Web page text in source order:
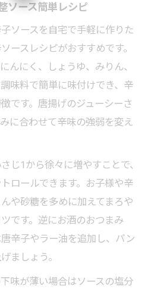
ソース簡単レシピ
ソースを自宅で手軽に作りた
ースレシピがおすすめです。
んにく、しょうゆ、みりん、
味料で簡単に味付けでき、辛
です。唐揚げのジューシーさ
に合わせて辛味の強弱を変え
じ1から徐々に増やすことで、
ロールできます。お子様や辛
や砂糖を多めに加えてまろや
です。逆にお酒のおつまみ
辛子やラー油を追加し、パン
ましょう。
味が薄い場合はソースの塩分